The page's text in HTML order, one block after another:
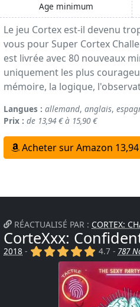
Age minimum
Le jeu Cortex est-il devenu
vous pour Super Cortex
est livrée avec 80 nouveaux
uniquement les plus
mémoire, la logique,
Langues : allemand, anglais,
Prix : de 13,94 € à 15,90 €
Acheter sur Amazon
RÉACTUALISÉ PAR : CORTEX:
CorteXxx:
2018 - (x) (x) (x) (x) (x)
4.7 - 787